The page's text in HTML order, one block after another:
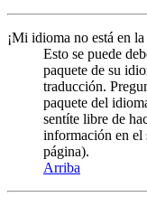
¡Mi idioma no está en
Esto se puede
paquete de su
traducción.
paquete del
sentíte libre de
información en el
página).
Arriba